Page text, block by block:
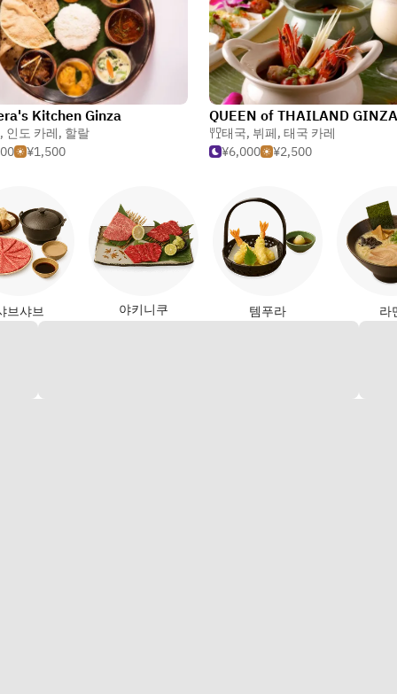
Kitchen Ginza
, 인도 카레, 할랄
¥1,500
QUEEN of THAILAND GINZA
태국, 뷔페, 태국 카레
¥6,000
¥2,500
브샤브 야키니쿠 템푸라 라